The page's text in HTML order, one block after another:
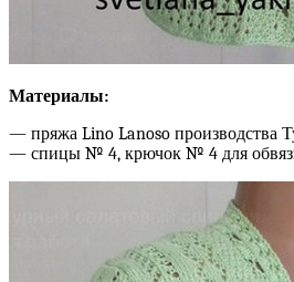
Материалы:
— пряжа Lino Lanoso производства
— спицы № 4, крючок № 4 для